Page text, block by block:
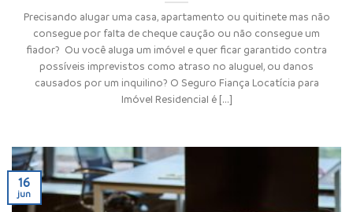
Precisando alugar uma casa, apartamento ou quitinete mas não
consegue por falta de cheque caução ou não consegue um
fiador? Ou você aluga um imóvel e quer ficar garantido contra
possíveis imprevistos como atraso no aluguel, ou danos
causados por um inquilino? O Seguro Fiança Locatícia para
Imóvel Residencial é [...]
16
jun